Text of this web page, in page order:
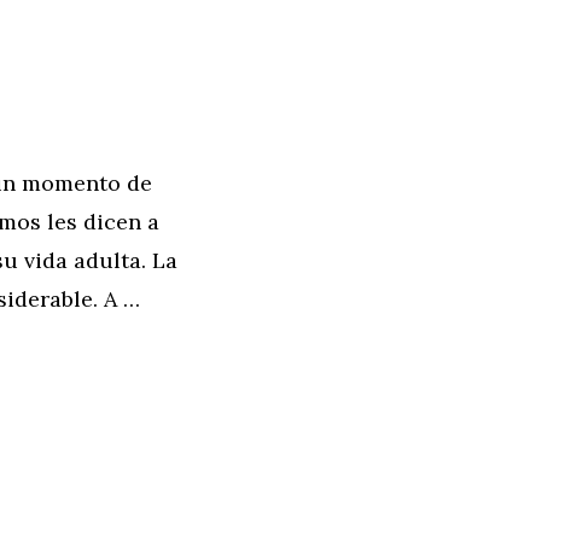
momento de
les dicen a
vida adulta. La
A …